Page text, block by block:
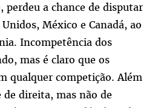
perdeu a chance de disputar
México e Canadá, ao
Incompetência dos
mas é claro que os
qualquer competição. Além
direita, mas não de